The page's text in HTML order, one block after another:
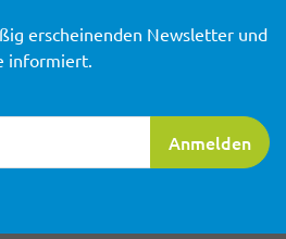
Anmelden
erscheinenden Newsletter und
informiert.